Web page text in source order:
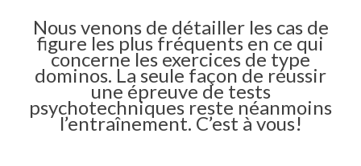
Nous venons de détailler les cas de
figure les plus fréquents en ce qui
concerne les exercices de type
dominos. La seule façon de réussir
une épreuve de tests
psychotechniques reste néanmoins
l’entraînement. C’est à vous!